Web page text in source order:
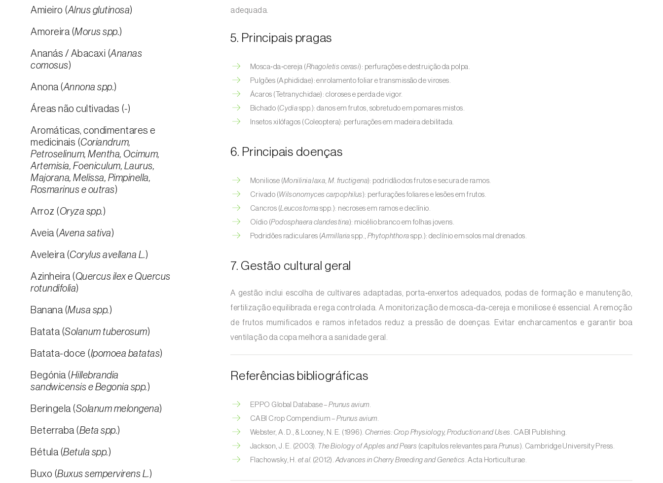
Amieiro (Alnus glutinosa)
Amoreira (Morus spp.)
Ananás / Abacaxi (Ananas
comosus)
Anona (Annona spp.)
Áreas não cultivadas (-)
Aromáticas, condimentares e
medicinais (Coriandrum,
Petroselinum, Mentha, Ocimum,
Artemisia, Foeniculum, Laurus,
Majorana, Melissa, Pimpinella,
Rosmarinus e outras)
Arroz (Oryza spp.)
Aveia (Avena sativa)
Aveleira (Corylus avellana L.)
Azinheira (Quercus ilex e Quercus
rotundifolia)
Banana (Musa spp.)
Batata (Solanum tuberosum)
Batata-doce (Ipomoea batatas)
Begónia (Hillebrandia
sandwicensis e Begonia spp.)
Beringela (Solanum melongena)
Beterraba (Beta spp.)
Bétula (Betula spp.)
Buxo (Buxus sempervirens L.)
adequada.
5. Principais pragas
Mosca‑da‑cereja (Rhagoletis cerasi): perfurações e destruição da polpa.
Pulgões (Aphididae): enrolamento foliar e transmissão de viroses.
Ácaros (Tetranychidae): cloroses e perda de vigor.
Bichado (Cydia spp. ): danos em frutos, sobretudo em pomares mistos.
Insetos xilófagos (Coleoptera): perfurações em madeira debilitada.
6. Principais doenças
Moniliose (Monilinia laxa,M. fructigena): podridão dos frutos e secura de ramos.
Crivado (Wilsonomyces carpophilus ): perfurações foliares e lesões em frutos.
Cancros (Leucostoma spp.): necroses em ramos e declínio.
Oídio (Podosphaera clandestina): micélio branco em folhas jovens.
Podridões radiculares (Armillaria spp.,Phytophthora spp.): declínio em solos mal drenados.
7. Gestão cultural geral
A gestão inclui escolha de cultivares adaptadas, porta‑enxertos adequados, podas de formação e manutenção,
fertilização equilibrada e rega controlada. A monitorização de mosca‑da‑cereja e moniliose é essencial. A remoção
de frutos mumificados e ramos infetados reduz a pressão de doenças. Evitar encharcamentos e garantir boa
ventilação da copa melhora a sanidade geral.
Referências bibliográficas
EPPO Global Database –Prunus avium.
CABI Crop Compendium –Prunus avium.
Webster, A. D., & Looney, N. E. (1996). Cherries: Crop Physiology, Production and Uses . CABI Publishing.
Jackson, J. E. (2003). The Biology of Apples and Pears (capítulos relevantes para Prunus ). Cambridge University Press.
Flachowsky, H. et al. (2012).Advances in Cherry Breeding and Genetics . Acta Horticulturae.